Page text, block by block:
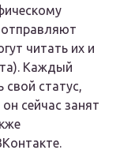
читать их и
Каждый
свой статус,
сейчас занят